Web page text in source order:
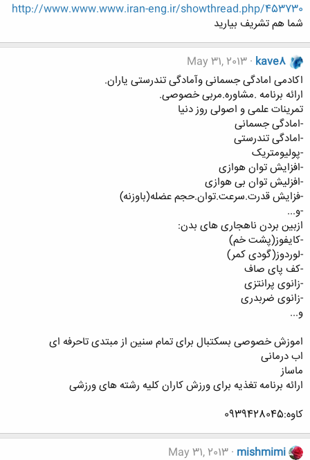
http://www.www.www.iran-eng.ir/showthread.php/453730
شما هم تشریف بیارید
kave8
May 31, 2013
اکادمی امادگی جسمانی وآمادگی تندرستی یاران.
ارائه برنامه .مشاوره.مربی خصوصی.
تمرینات علمی و اصولی روز دنیا
-امادگی جسمانی
-امادگی تندرستی
-پولیومتریک
-افزایش توان هوازی
-افزلیش توان بی هوازی
-فزایش قدرت.سرعت.توان.حجم عضله(باوزنه)
-و...
ازبین بردن ناهجاری های بدن:
-کایفوز(پشت خم)
-لوردوز(گودی کمر)
-کف پای صاف
-زانوی پرانتزی
-زانوی ضربدری
و...
اموزش خصوصی بسکتبال برای تمام سنین از مبتدی تاحرفه ای
اب درمانی
ماساز
ارائه برنامه تغذیه برای ورزش کاران کلیه رشته های ورزشی
کاوه:0939428045
mishmimi
May 31, 2013